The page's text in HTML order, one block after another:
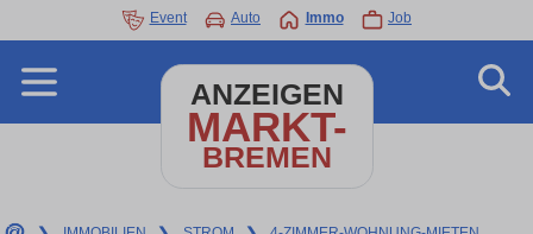
Event Auto Immo Job
ANZEIGEN
MARKT-
BREMEN